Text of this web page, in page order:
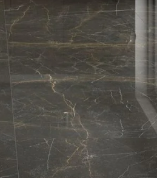
الاقسام
بلاط داخلي